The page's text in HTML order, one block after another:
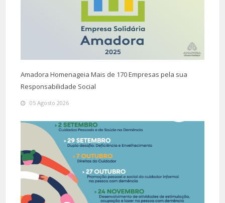
Amadora Homenageia Mais de 170 Empresas pela sua
Responsabilidade Social
05 Agosto 2026